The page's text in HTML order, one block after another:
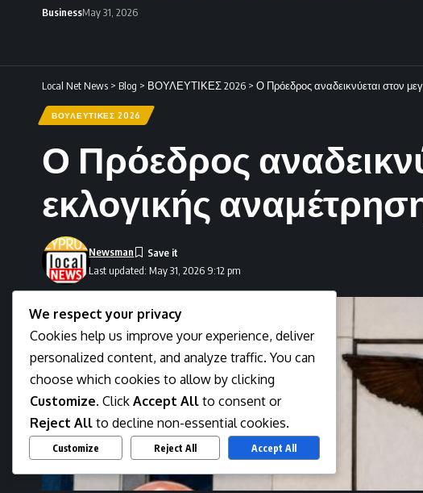
BusinessMay 31, 2026
Local Net News > Blog > ΒΟΥΛΕΥΤΙΚΕΣ 2026 > Ο Πρόεδρος αναδεικνύεται στον
ΒΟΥΛΕΥΤΙΚΕΣ 2026
Ο Πρόεδρος
εκλογικής
Last updated: May 31, 2026 9:12 pm
Newsman
We respect your privacy
Cookies help us improve your experience, deliver
personalized content, and analyze traffic. You can
choose which cookies to allow by clicking
Customize. Click Accept All to consent or
Reject All to decline non-essential cookies.
Customize Reject All Accept All